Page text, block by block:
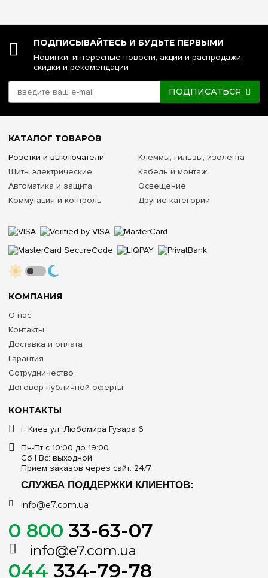
ПОДПИСЫВАЙТЕСЬ И БУДЬТЕ ПЕРВЫМИ
Новинки, интересные новости, акции и распродажи,
скидки и рекомендации
ПОДПИСАТЬСЯ
КОНТАКТЫ
г. Киев ул. Любомира Гузара 6
Пн-Пт с 10:00 до 19:00
Сб | Вс: выходной
Прием заказов через сайт: 24/7
СЛУЖБА ПОДДЕРЖКИ КЛИЕНТОВ:
info@e7.com.ua
0 800 33-63-07
info@e7.com.ua
044 334-79-78
КОМПАНИЯ
О нас
Контакты
Доставка и оплата
Гарантия
Сотрудничество
Договор публичной оферты
КАТАЛОГ ТОВАРОВ
Розетки и выключатели
Щиты электрические
Автоматика и защита
Коммутация и контроль
Клеммы, гильзы, изолента
Кабель и монтаж
Освещение
Другие категории